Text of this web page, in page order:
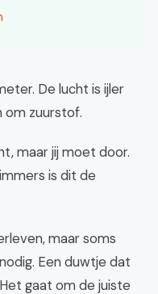
De lucht is ijler
om zuurstof.
maar jij moet door.
is dit de
maar soms
Een duwtje dat
gaat om de juiste